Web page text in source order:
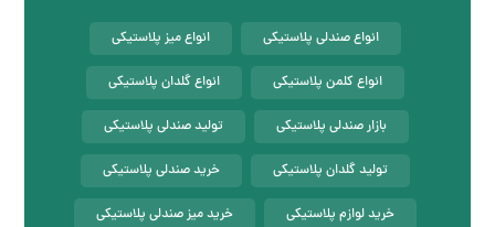
انواع صندلی پلاستیکی انواع میز پلاستیکی
انواع کلمن پلاستیکی انواع گلدان پلاستیکی
بازار صندلی پلاستیکی تولید صندلی پلاستیکی
تولید گلدان پلاستیکی خرید صندلی پلاستیکی
خرید لوازم پلاستیکی خرید میز صندلی پلاستیکی